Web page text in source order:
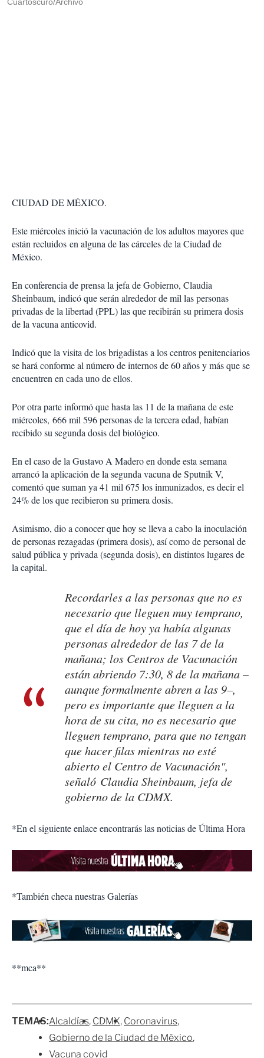
Cuartoscuro/Archivo
CIUDAD DE MÉXICO.
Este miércoles inició la vacunación de los adultos mayores que
están recluidos en alguna de las cárceles de la Ciudad de
México.
En conferencia de prensa la jefa de Gobierno, Claudia
Sheinbaum, indicó que serán alrededor de mil las personas
privadas de la libertad (PPL) las que recibirán su primera dosis
de la vacuna anticovid.
Indicó que la visita de los brigadistas a los centros penitenciarios
se hará conforme al número de internos de 60 años y más que se
encuentren en cada uno de ellos.
Por otra parte informó que hasta las 11 de la mañana de este
miércoles, 666 mil 596 personas de la tercera edad, habían
recibido su segunda dosis del biológico.
En el caso de la Gustavo A Madero en donde esta semana
arrancó la aplicación de la segunda vacuna de Sputnik V,
comentó que suman ya 41 mil 675 los inmunizados, es decir el
24% de los que recibieron su primera dosis.
Asimismo, dio a conocer que hoy se lleva a cabo la inoculación
de personas rezagadas (primera dosis), así como de personal de
salud pública y privada (segunda dosis), en distintos lugares de
la capital.
Recordarles a las personas que no es
necesario que lleguen muy temprano,
que el día de hoy ya había algunas
personas alrededor de las 7 de la
mañana; los Centros de Vacunación
están abriendo 7:30, 8 de la mañana –
aunque formalmente abren a las 9–,
pero es importante que lleguen a la
hora de su cita, no es necesario que
lleguen temprano, para que no tengan
que hacer filas mientras no esté
abierto el Centro de Vacunación",
señaló Claudia Sheinbaum, jefa de
gobierno de la CDMX.
*En el siguiente enlace encontrarás las noticias de Última Hora
*También checa nuestras Galerías
**mca**
TEMAS:Alcaldías CDMX Coronavirus
Gobierno de la Ciudad de México
Vacuna covid